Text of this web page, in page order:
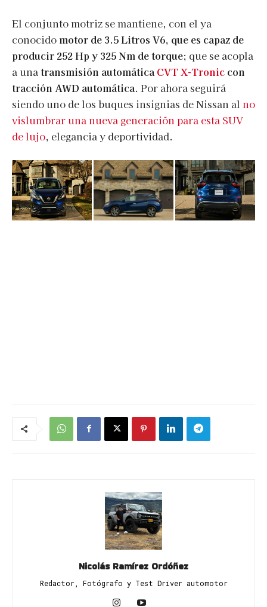
El conjunto motriz se mantiene, con el ya
conocidomotor de 3.5 Litros V6, que es capaz de
producir 252 Hp y 325 Nm de torque; que se acopla
a unatransmisión automáticaCVT X-Tronic con
tracción AWD automática. Por ahora seguirá
siendo uno de los buques insignias de Nissan al no
vislumbrar una nueva generación para esta SUV
de lujo, elegancia y deportividad.
Nicolás Ramírez Ordóñez
Redactor, Fotógrafo y Test Driver automotor